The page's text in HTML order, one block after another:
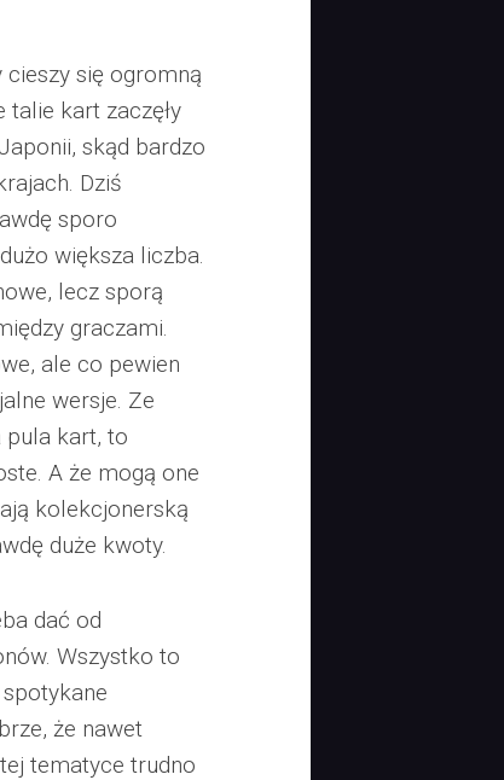
się ogromną
talie kart zaczęły
skąd bardzo
Dziś
sporo
większa liczba.
lecz sporą
graczami.
ale co pewien
wersje. Ze
pula kart, to
A że mogą one
kolekcjonerską
duże kwoty.
dać od
Wszystko to
że nawet
tematyce trudno